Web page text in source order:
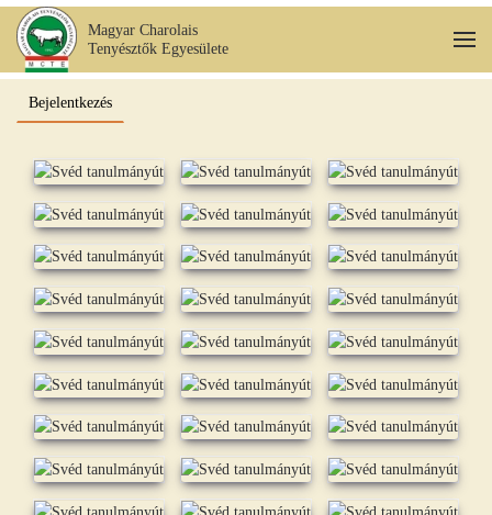
Fő tartalom átugrása
Magyar Charolais
Tenyésztők Egyesülete
Bejelentkezés